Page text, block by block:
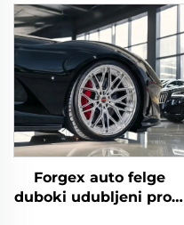
Forgex auto felge
duboki udubljeni profil